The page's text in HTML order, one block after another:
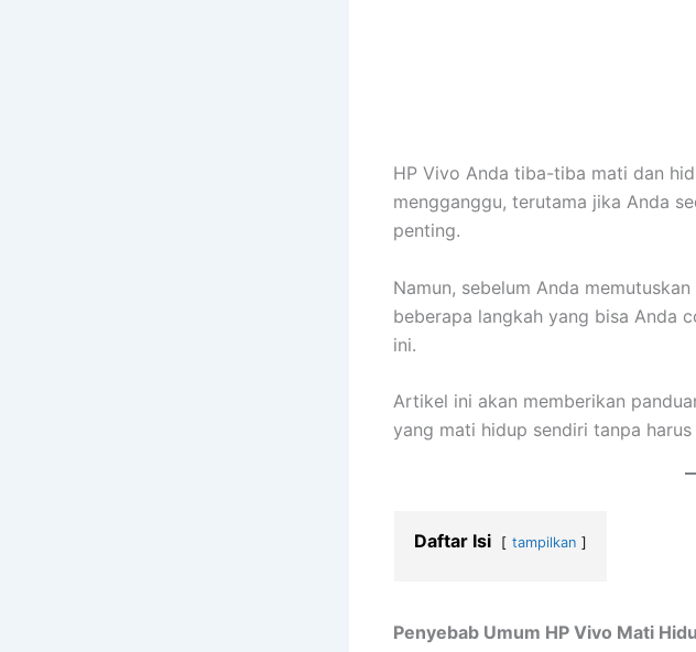
HP Vivo Anda tiba-tiba mati dan
mengganggu, terutama jika Anda
penting.
Namun, sebelum Anda
beberapa langkah yang bisa Anda
ini.
Artikel ini akan memberikan
yang mati hidup sendiri tanpa
Daftar Isi tampilkan
Penyebab Umum HP Vivo Mati